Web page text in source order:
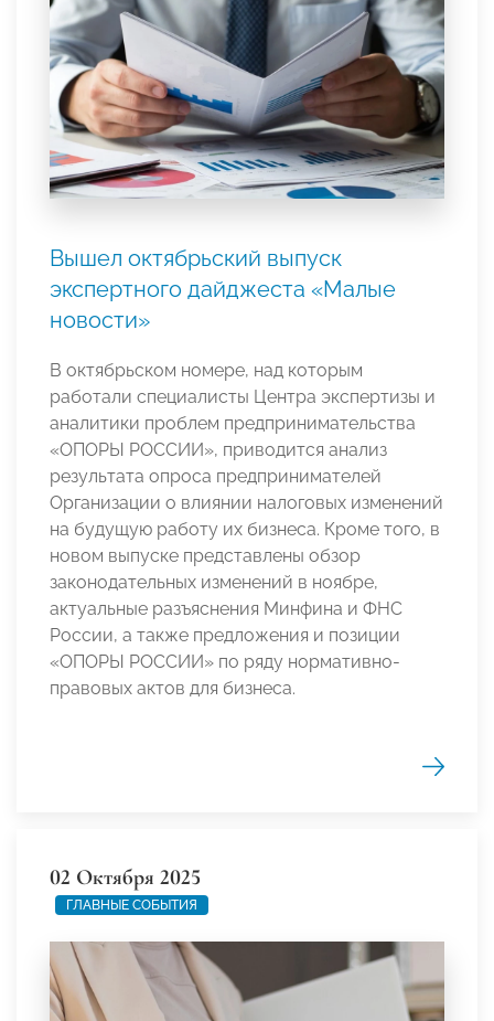
Вышел октябрьский выпуск
экспертного дайджеста «Малые
новости»
В октябрьском номере, над которым
работали специалисты Центра экспертизы и
аналитики проблем предпринимательства
«ОПОРЫ РОССИИ», приводится анализ
результата опроса предпринимателей
Организации о влиянии налоговых изменений
на будущую работу их бизнеса. Кроме того, в
новом выпуске представлены обзор
законодательных изменений в ноябре,
актуальные разъяснения Минфина и ФНС
России, а также предложения и позиции
«ОПОРЫ РОССИИ» по ряду нормативно-
правовых актов для бизнеса.
02 Октября 2025
ГЛАВНЫЕ СОБЫТИЯ